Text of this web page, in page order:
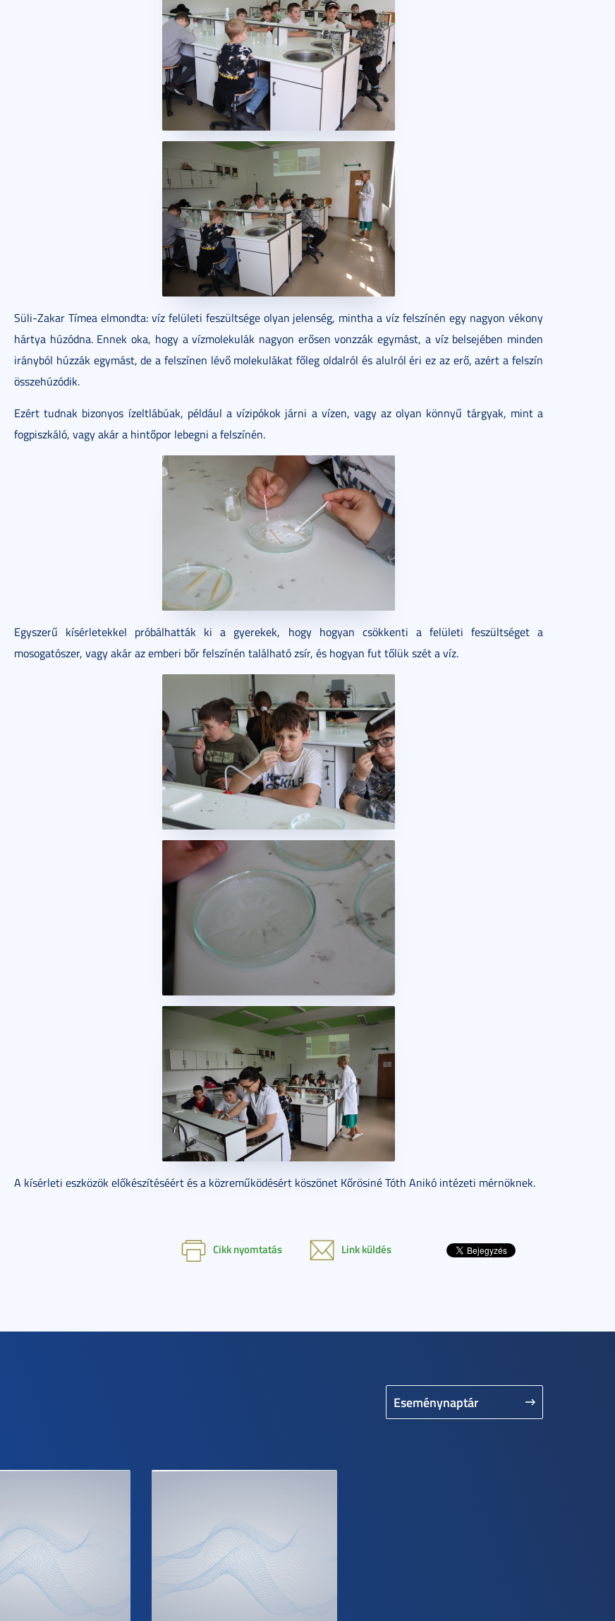
Süli-Zakar Tímea elmondta: víz felületi feszültsége olyan jelenség, mintha a víz felszínén egy nagyon vékony
hártya húzódna. Ennek oka, hogy a vízmolekulák nagyon erősen vonzzák egymást, a víz belsejében minden
irányból húzzák egymást, de a felszínen lévő molekulákat főleg oldalról és alulról éri ez az erő, azért a felszín
összehúzódik.
Ezért tudnak bizonyos ízeltlábúak, például a vízipókok járni a vízen, vagy az olyan könnyű tárgyak, mint a
fogpiszkáló, vagy akár a hintőpor lebegni a felszínén.
Egyszerű kísérletekkel próbálhatták ki a gyerekek, hogy hogyan csökkenti a felületi feszültséget a
mosogatószer, vagy akár az emberi bőr felszínén található zsír, és hogyan fut tőlük szét a víz.
A kísérleti eszközök előkészítéséért és a közreműködésért köszönet Kőrösiné Tóth Anikó intézeti mérnöknek.
Cikk nyomtatás Link küldés
Eseménynaptár